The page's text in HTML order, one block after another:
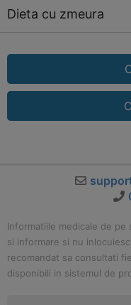
Dieta cu zmeura
Informatiile medicale de
si informare si nu
recomandat sa consultati
disponibili in sistemul de